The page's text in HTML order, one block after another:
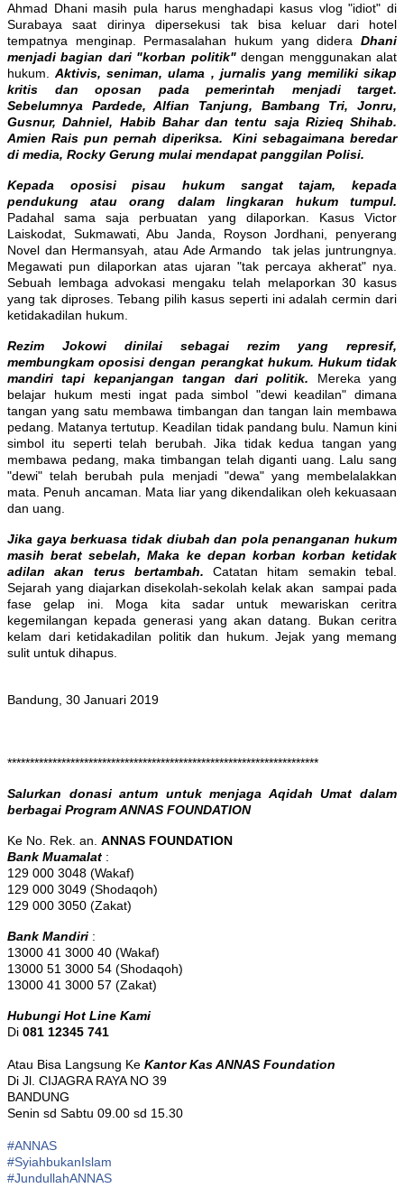
Ahmad Dhani masih pula harus menghadapi kasus vlog "idiot" di
Surabaya saat dirinya dipersekusi tak bisa keluar dari hotel
tempatnya menginap. Permasalahan hukum yang didera Dhani
menjadi bagian dari "korban politik"dengan menggunakan alat
hukum.Aktivis, seniman, ulama , jurnalis yang memiliki sikap
kritis dan oposan pada pemerintah menjadi target.
Sebelumnya Pardede, Alfian Tanjung, Bambang Tri, Jonru,
Gusnur, Dahniel, Habib Bahar dan tentu saja Rizieq Shihab.
Amien Rais pun pernah diperiksa. Kini sebagaimana beredar
di media, Rocky Gerung mulai mendapat panggilan Polisi.
Kepada oposisi pisau hukum sangat tajam, kepada
pendukung atau orang dalam lingkaran hukum tumpul.
Padahal sama saja perbuatan yang dilaporkan. Kasus Victor
Laiskodat, Sukmawati, Abu Janda, Royson Jordhani, penyerang
Novel dan Hermansyah, atau Ade Armando tak jelas juntrungnya.
Megawati pun dilaporkan atas ujaran "tak percaya akherat" nya.
Sebuah lembaga advokasi mengaku telah melaporkan 30 kasus
yang tak diproses. Tebang pilih kasus seperti ini adalah cermin dari
ketidakadilan hukum.
Rezim Jokowi dinilai sebagai rezim yang represif,
membungkam oposisi dengan perangkat hukum. Hukum tidak
mandiri tapi kepanjangan tangan dari politik. Mereka yang
belajar hukum mesti ingat pada simbol "dewi keadilan" dimana
tangan yang satu membawa timbangan dan tangan lain membawa
pedang. Matanya tertutup. Keadilan tidak pandang bulu. Namun kini
simbol itu seperti telah berubah. Jika tidak kedua tangan yang
membawa pedang, maka timbangan telah diganti uang. Lalu sang
"dewi" telah berubah pula menjadi "dewa" yang membelalakkan
mata. Penuh ancaman. Mata liar yang dikendalikan oleh kekuasaan
dan uang.
Jika gaya berkuasa tidak diubah dan pola penanganan hukum
masih berat sebelah, Maka ke depan korban korban ketidak
adilan akan terus bertambah. Catatan hitam semakin tebal.
Sejarah yang diajarkan disekolah-sekolah kelak akan sampai pada
fase gelap ini. Moga kita sadar untuk mewariskan ceritra
kegemilangan kepada generasi yang akan datang. Bukan ceritra
kelam dari ketidakadilan politik dan hukum. Jejak yang memang
sulit untuk dihapus.
Bandung, 30 Januari 2019
*********************************************************************
Salurkan donasi antum untuk menjaga Aqidah Umat dalam
berbagai Program ANNAS FOUNDATION
Ke No. Rek. an. ANNAS FOUNDATION
Bank Muamalat :
129 000 3048 (Wakaf)
129 000 3049 (Shodaqoh)
129 000 3050 (Zakat)
Bank Mandiri :
13000 41 3000 40 (Wakaf)
13000 51 3000 54 (Shodaqoh)
13000 41 3000 57 (Zakat)
Hubungi Hot Line Kami
Di 081 12345 741
Atau Bisa Langsung Ke Kantor Kas ANNAS Foundation
Di Jl. CIJAGRA RAYA NO 39
BANDUNG
Senin sd Sabtu 09.00 sd 15.30
#ANNAS
#SyiahbukanIslam
#JundullahANNAS